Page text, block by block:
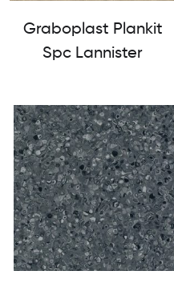
Graboplast Plankit
Spc Lannister